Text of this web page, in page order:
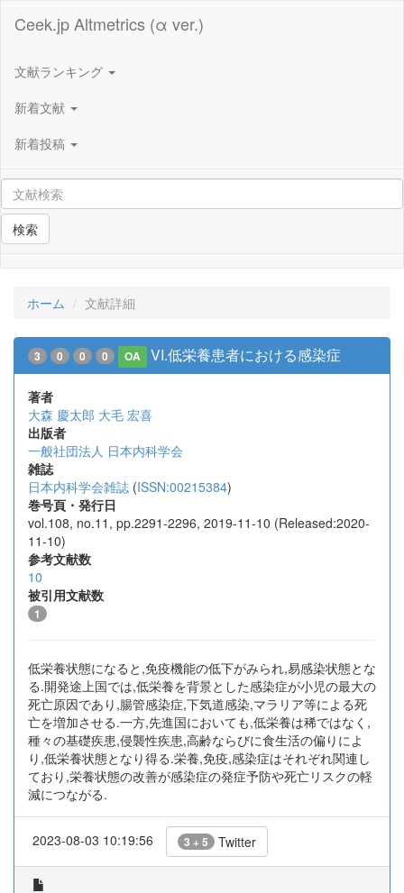
Ceek.jp Altmetrics (α ver.)
文献ランキング
新着文献
新着投稿
検索
ホーム 文献詳細
3 0 0 0 OA VI.低栄養患者における感染症
著者
大森 慶太郎 大毛 宏喜
出版者
一般社団法人 日本内科学会
雑誌
日本内科学会雑誌 (ISSN:00215384)
巻号頁・発行日
vol.108, no.11, pp.2291-2296, 2019-11-10 (Released:2020-
11-10)
参考文献数
10
被引用文献数
1
低栄養状態になると,免疫機能の低下がみられ,易感染状態とな
る.開発途上国では,低栄養を背景とした感染症が小児の最大の
死亡原因であり,腸管感染症,下気道感染,マラリア等による死
亡を増加させる.一方,先進国においても,低栄養は稀ではなく,
種々の基礎疾患,侵襲性疾患,高齢ならびに食生活の偏りによ
り,低栄養状態となり得る.栄養,免疫,感染症はそれぞれ関連し
ており,栄養状態の改善が感染症の発症予防や死亡リスクの軽
減につながる.
2023-08-03 10:19:56 3 + 5 Twitter